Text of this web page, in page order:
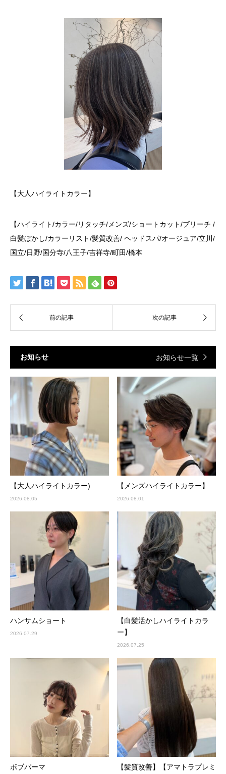
【大人ハイライトカラー】
【ハイライト/カラー/リタッチ/メンズ/ショートカット/ブリーチ /
白髪ぼかし/カラーリスト/髪質改善/ ヘッドスパ/オージュア/立川/
国立/日野/国分寺/八王子/吉祥寺/町田/橋本
お知らせ お知らせ一覧
【大人ハイライトカラー)
2026.08.05
【メンズハイライトカラー】
2026.08.01
ハンサムショート
2026.07.29
【白髪活かしハイライトカラ
ー】
2026.07.25
ボブパーマ
【髪質改善】【アマトラプレミ